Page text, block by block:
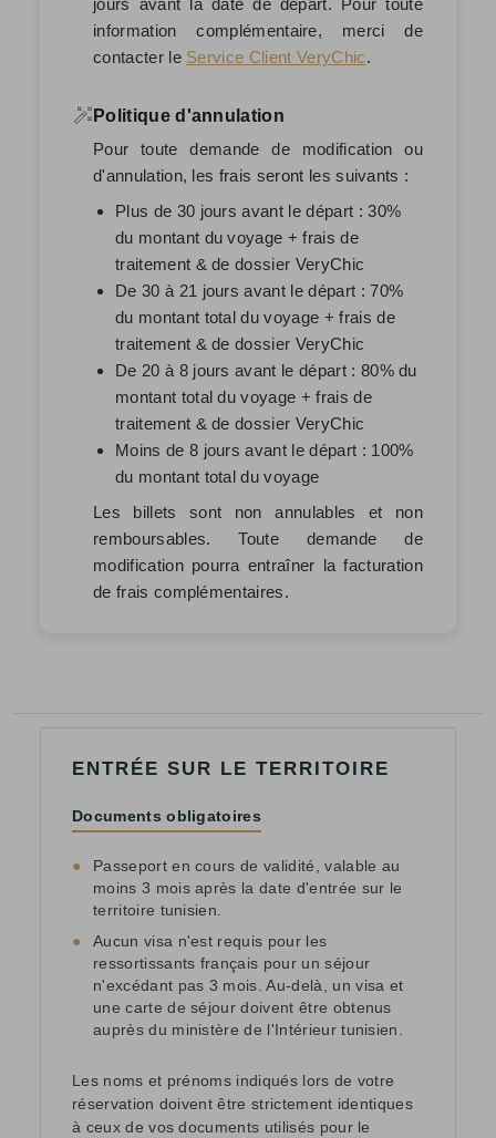
jours avant la date de départ. Pour toute
information complémentaire, merci de
contacter le Service Client VeryChic.
Politique d'annulation
Pour toute demande de modification ou
d'annulation, les frais seront les suivants :
Plus de 30 jours avant le départ : 30%
du montant du voyage + frais de
traitement & de dossier VeryChic
De 30 à 21 jours avant le départ : 70%
du montant total du voyage + frais de
traitement & de dossier VeryChic
De 20 à 8 jours avant le départ : 80% du
montant total du voyage + frais de
traitement & de dossier VeryChic
Moins de 8 jours avant le départ : 100%
du montant total du voyage
Les billets sont non annulables et non
remboursables. Toute demande de
modification pourra entraîner la facturation
de frais complémentaires.
ENTRÉE SUR LE TERRITOIRE
Documents obligatoires
●
Passeport en cours de validité, valable au
moins 3 mois après la date d'entrée sur le
territoire tunisien.
●
Aucun visa n'est requis pour les
ressortissants français pour un séjour
n'excédant pas 3 mois. Au-delà, un visa et
une carte de séjour doivent être obtenus
auprès du ministère de l'Intérieur tunisien.
Les noms et prénoms indiqués lors de votre
réservation doivent être strictement identiques
à ceux de vos documents utilisés pour le